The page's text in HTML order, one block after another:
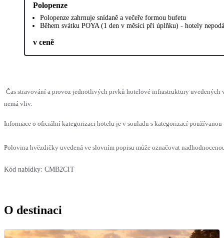
Polopenze
Polopenze zahrnuje snídaně a večeře formou bufetu
Během svátku POYA (1 den v měsíci při úplňku) - hotely
v ceně
Čas stravování a provoz jednotlivých prvků hotelové infrastruktury uvedených
nemá vliv.
Informace o oficiální kategorizaci hotelu je v souladu s kategorizací
Polovina hvězdičky uvedená ve slovním popisu může označovat
Kód nabídky: CMB2CIT
O destinaci